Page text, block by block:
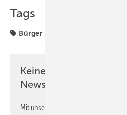
Tags
Bürger
Keine Zeit? Kein
Newsletter!
Mit unserem Newsletter erhalten Sie